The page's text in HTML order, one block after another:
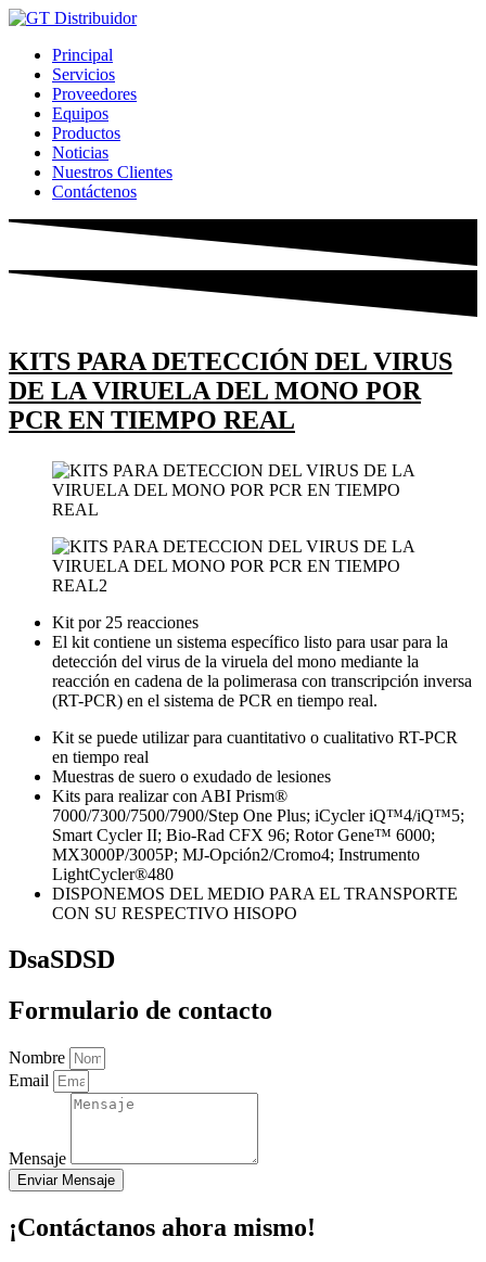
Ir
contenidoPrincipal
Servicios
Proveedores
Equipos
Productos
Noticias
Nuestros Clientes
Contáctenos
KITS PARA DETECCIÓN DEL VIRUS
DE LA VIRUELA DEL MONO POR
PCR EN TIEMPO REAL
Kit por 25 reacciones
El kit contiene un sistema específico listo para usar para la
detección del virus de la viruela del mono mediante la
reacción en cadena de la polimerasa con transcripción inversa
(RT-PCR) en el sistema de PCR en tiempo real.
Kit se puede utilizar para cuantitativo o cualitativo RT-PCR
en tiempo real
Muestras de suero o exudado de lesiones
Kits para realizar con ABI Prism®
7000/7300/7500/7900/Step One Plus; iCycler iQ™4/iQ™5;
Smart Cycler II; Bio-Rad CFX 96; Rotor Gene™ 6000;
MX3000P/3005P; MJ-Opción2/Cromo4; Instrumento
LightCycler®480
DISPONEMOS DEL MEDIO PARA EL TRANSPORTE
CON SU RESPECTIVO HISOPO
DsaSDSD
Formulario de contacto
Nombre
Email
Mensaje
Enviar Mensaje
¡Contáctanos ahora mismo!